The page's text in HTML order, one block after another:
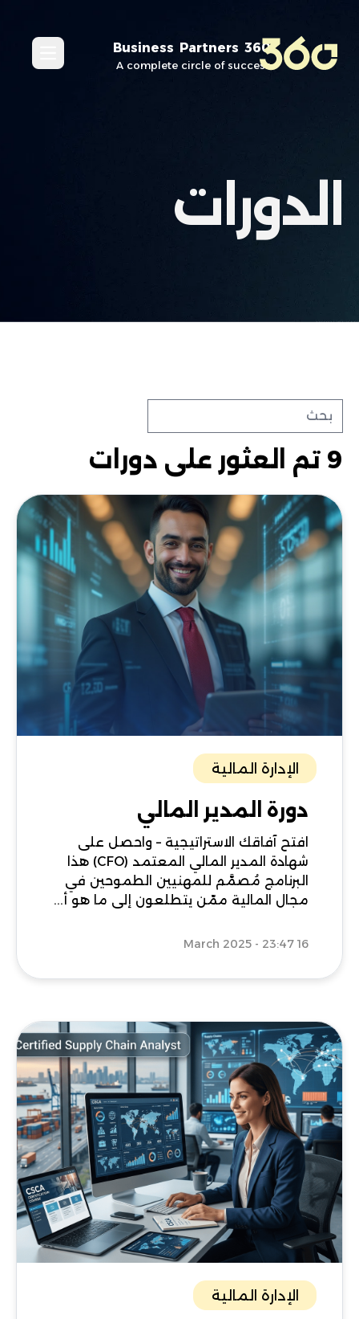
360 Business Partners
A complete circle of success
الدورات
9 تم العثور على دورات
الإدارة المالية
دورة المدير المالي
افتح آفاقك الاستراتيجية – واحصل على
شهادة المدير المالي المعتمد (CFO) هذا
البرنامج مُصمَّم للمهنيين الطموحين في
مجال المالية ممّن يتطلعون إلى ما هو أ...
16 March 2025 - 23:47
الإدارة المالية